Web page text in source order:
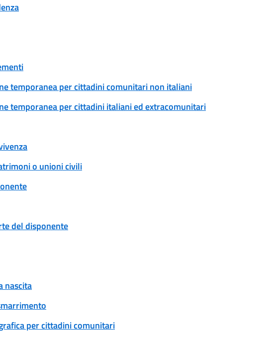
temporanea per cittadini comunitari non italiani
temporanea per cittadini italiani ed extracomunitari
o unioni civili
del disponente
nascita
per cittadini comunitari